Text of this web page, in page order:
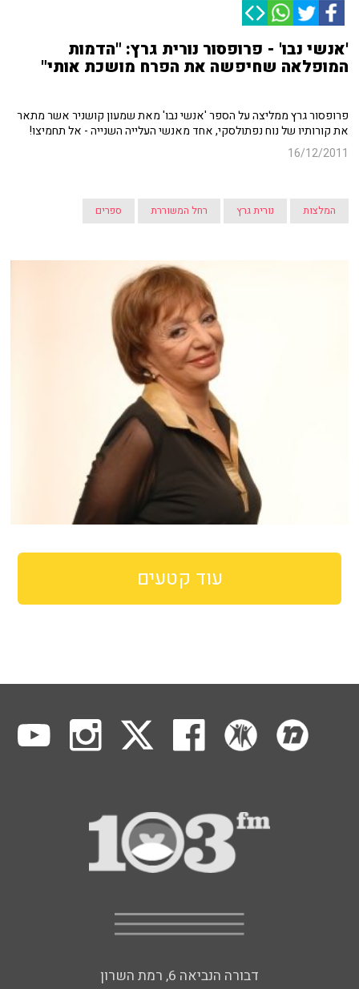
'אנשי נבו' - פרופסור נורית גרץ: "הדמות
המופלאה שחיפשה את הפרח מושכת אותי"
פרופסור גרץ ממליצה על הספר 'אנשי נבו' מאת שמעון קושניר אשר מתאר
את קורותיו של נוח נפתולסקי, אחד מאנשי העלייה השנייה - אל תחמיצו!
16/12/2011
המלצות נורית גרץ רחל המשוררת ספרים
עוד קטעים
דבורה הנביאה 6, רמת השרון